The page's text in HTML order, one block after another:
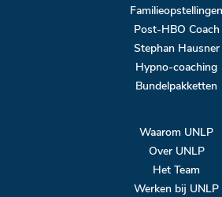
Familieopstellingen
Post-HBO Coach
Stephan Hausner
Hypno-coaching
Bundelpakketten
Waarom UNLP
Over UNLP
Het Team
Werken bij UNLP